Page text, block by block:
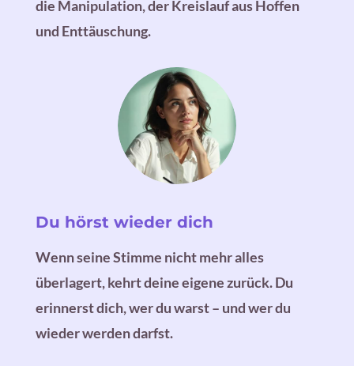
die Manipulation, der Kreislauf aus Hoffen
und Enttäuschung.
Du hörst wieder dich
Wenn seine Stimme nicht mehr alles
überlagert, kehrt deine eigene zurück. Du
erinnerst dich, wer du warst – und wer du
wieder werden darfst.